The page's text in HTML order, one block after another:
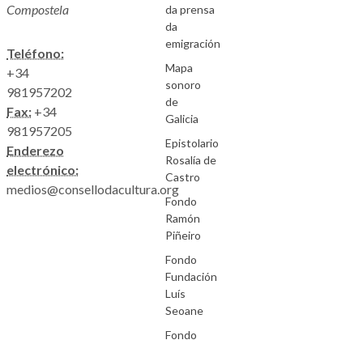
Compostela
Teléfono:
+34
981957202
Fax: +34
981957205
Enderezo
electrónico:
medios@consellodacultura.org
da prensa
da
emigración
Mapa
sonoro
de
Galicia
Epistolario
Rosalía de
Castro
Fondo
Ramón
Piñeiro
Fondo
Fundación
Luís
Seoane
Fondo